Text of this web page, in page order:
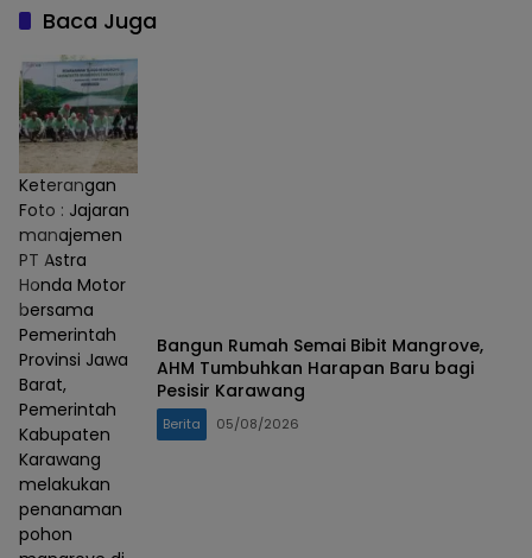
SMAN
Grujugan
Bondowoso
(17/6/2026)
Baca Juga
Keterangan
Foto : Jajaran
manajemen
PT Astra
Honda Motor
bersama
Pemerintah
Provinsi Jawa
Barat,
Pemerintah
Kabupaten
Karawang
melakukan
penanaman
pohon
Bangun Rumah Semai Bibit Mangrove,
AHM Tumbuhkan Harapan Baru bagi
Pesisir Karawang
Berita 05/08/2026